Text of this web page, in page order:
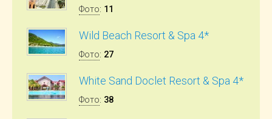
Фото: 11
Wild Beach Resort & Spa 4*
Фото: 27
White Sand Doclet Resort & Spa 4*
Фото: 38